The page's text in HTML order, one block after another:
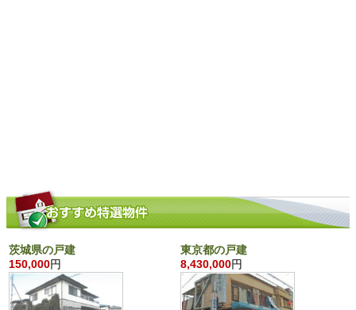
茨城県の戸建
150,000円
東京都の戸建
8,430,000円